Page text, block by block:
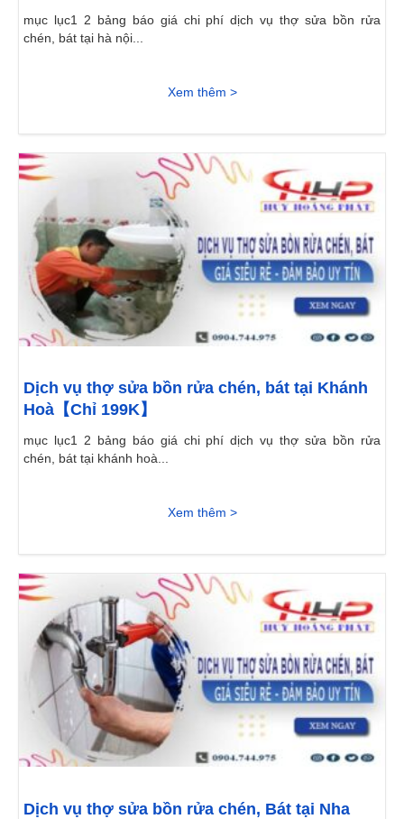
mục lục1 2 bảng báo giá chi phí dịch vụ thợ sửa bồn rửa
chén, bát tại hà nội...
Xem thêm >
Dịch vụ thợ sửa bồn rửa chén, bát tại Khánh
Hoà【Chỉ 199K】
mục lục1 2 bảng báo giá chi phí dịch vụ thợ sửa bồn rửa
chén, bát tại khánh hoà...
Xem thêm >
Dịch vụ thợ sửa bồn rửa chén, Bát tại Nha